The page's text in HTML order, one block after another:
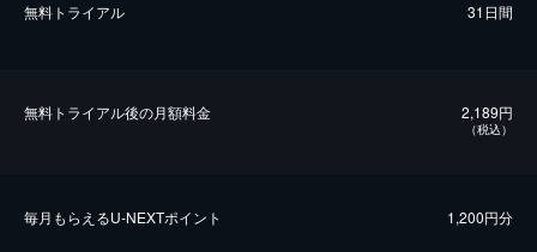
無料トライアル 31日間
無料トライアル後の⽉額料金 2,189円
（税込）
毎⽉もらえるU-NEXTポイント 1,200円分